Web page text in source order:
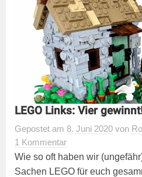
LEGO Links: Vier
Gepostet am 8. Juni 2020 von
1 Kommentar
Wie so oft haben wir
Sachen LEGO für euch